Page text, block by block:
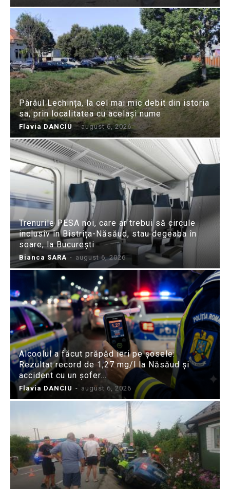
Pârâul Lechința, la cel mai mic debit din istoria
sa, prin localitatea cu același nume
Flavia DANCIU - august 6, 2026
Trenurile PESA noi, care ar trebui să circule
inclusiv în Bistrița-Năsăud, stau degeaba în
soare, la București
Bianca SARA - august 6, 2026
Alcoolul a făcut prăpăd ieri pe șosele:
Rezultat record de 1,27 mg/l la Năsăud și
accident cu un șofer...
Flavia DANCIU - august 6, 2026